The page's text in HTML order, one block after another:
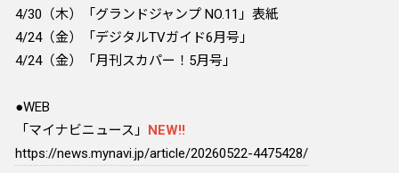
4/30（木）「グランドジャンプ NO.11」表紙
4/24（金）「デジタルTVガイド6月号」
4/24（金）「月刊スカパー！5月号」
●WEB
「マイナビニュース」 NEW!!
https://news.mynavi.jp/article/20260522-4475428/